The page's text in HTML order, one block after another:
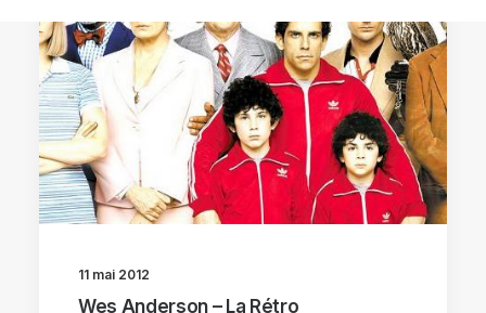
11 mai 2012
Wes Anderson – La Rétro